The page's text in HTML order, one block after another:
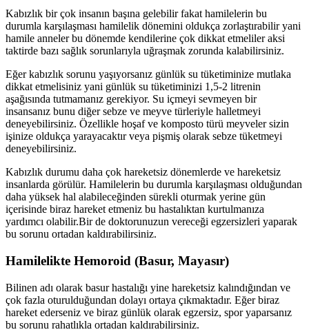
Kabızlık bir çok insanın başına gelebilir fakat hamilelerin bu
durumla karşılaşması hamilelik dönemini oldukça zorlaştırabilir yani
hamile anneler bu dönemde kendilerine çok dikkat etmeliler aksi
taktirde bazı sağlık sorunlarıyla uğraşmak zorunda kalabilirsiniz.
Eğer kabızlık sorunu yaşıyorsanız günlük su tüketiminize mutlaka
dikkat etmelisiniz yani günlük su tüketiminizi 1,5-2 litrenin
aşağısında tutmamanız gerekiyor. Su içmeyi sevmeyen bir
insansanız bunu diğer sebze ve meyve türleriyle halletmeyi
deneyebilirsiniz. Özellikle hoşaf ve komposto türü meyveler sizin
işinize oldukça yarayacaktır veya pişmiş olarak sebze tüketmeyi
deneyebilirsiniz.
Kabızlık durumu daha çok hareketsiz dönemlerde ve hareketsiz
insanlarda görülür. Hamilelerin bu durumla karşılaşması olduğundan
daha yüksek hal alabileceğinden sürekli oturmak yerine gün
içerisinde biraz hareket etmeniz bu hastalıktan kurtulmanıza
yardımcı olabilir.Bir de doktorunuzun vereceği egzersizleri yaparak
bu sorunu ortadan kaldırabilirsiniz.
Hamilelikte Hemoroid (Basur, Mayasır)
Bilinen adı olarak basur hastalığı yine hareketsiz kalındığından ve
çok fazla oturulduğundan dolayı ortaya çıkmaktadır. Eğer biraz
hareket ederseniz ve biraz günlük olarak egzersiz, spor yaparsanız
bu sorunu rahatlıkla ortadan kaldırabilirsiniz.